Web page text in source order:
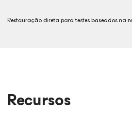
Restauração direta para testes baseados na
Recursos